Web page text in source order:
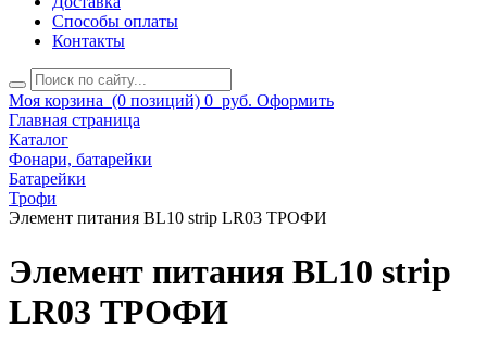
Способы оплаты
Контакты
Моя корзина (0 позиций) 0 руб. Оформить
Главная страница
Каталог
Фонари, батарейки
Батарейки
Трофи
Элемент питания BL10 strip LR03 ТРОФИ
Элемент питания BL10 strip
LR03 ТРОФИ